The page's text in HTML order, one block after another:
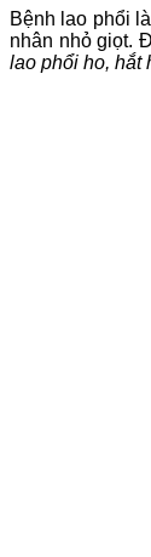
Bệnh lao phổi
nhân nhỏ giọt.
lao phổi ho, hắt